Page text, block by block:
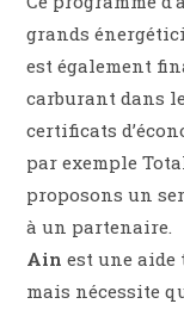
grands
est également
carburant dans
certificats
par exemple
proposons un
à un
Ain est une aide
mais nécessite